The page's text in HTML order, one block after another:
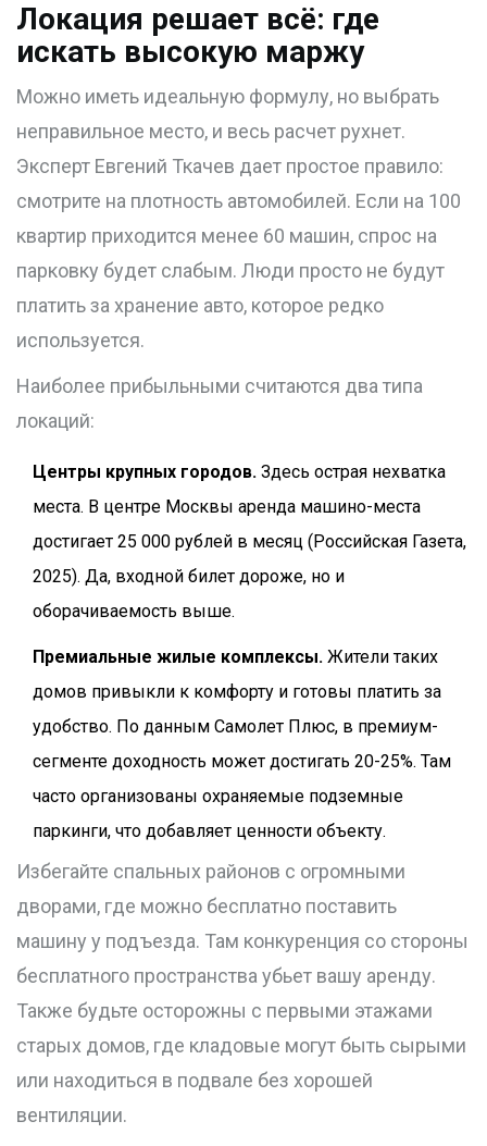
Локация решает всё: где
искать высокую маржу
Можно иметь идеальную формулу, но выбрать
неправильное место, и весь расчет рухнет.
Эксперт Евгений Ткачев дает простое правило:
смотрите на плотность автомобилей. Если на 100
квартир приходится менее 60 машин, спрос на
парковку будет слабым. Люди просто не будут
платить за хранение авто, которое редко
используется.
Наиболее прибыльными считаются два типа
локаций:
Центры крупных городов. Здесь острая нехватка
места. В центре Москвы аренда машино-места
достигает 25 000 рублей в месяц (Российская Газета,
2025). Да, входной билет дороже, но и
оборачиваемость выше.
Премиальные жилые комплексы. Жители таких
домов привыкли к комфорту и готовы платить за
удобство. По данным Самолет Плюс, в премиум-
сегменте доходность может достигать 20-25%. Там
часто организованы охраняемые подземные
паркинги, что добавляет ценности объекту.
Избегайте спальных районов с огромными
дворами, где можно бесплатно поставить
машину у подъезда. Там конкуренция со стороны
бесплатного пространства убьет вашу аренду.
Также будьте осторожны с первыми этажами
старых домов, где кладовые могут быть сырыми
или находиться в подвале без хорошей
вентиляции.